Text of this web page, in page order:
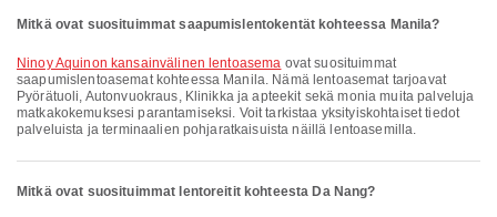
Mitkä ovat suosituimmat saapumislentokentät kohteessa Manila?
Ninoy Aquinon kansainvälinen lentoasema ovat suosituimmat
saapumislentoasemat kohteessa Manila. Nämä lentoasemat tarjoavat
Pyörätuoli, Autonvuokraus, Klinikka ja apteekit sekä monia muita palveluja
matkakokemuksesi parantamiseksi. Voit tarkistaa yksityiskohtaiset tiedot
palveluista ja terminaalien pohjaratkaisuista näillä lentoasemilla.
Mitkä ovat suosituimmat lentoreitit kohteesta Da Nang?